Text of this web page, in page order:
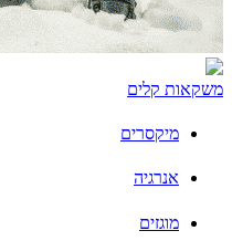
משקאות קלים
מיקסרים
אנרגיה
מוגזים